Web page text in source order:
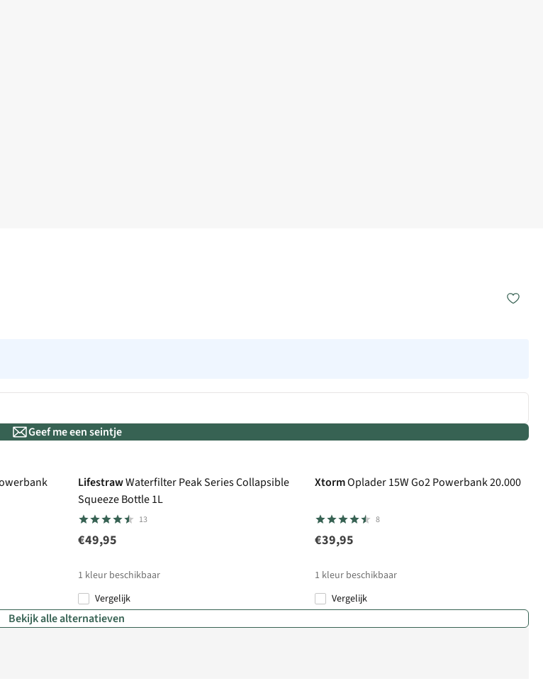
Geef me een seintje
LifestrawWaterfilter Peak Series Collapsible
Squeeze Bottle 1L
13
€49,95
1 kleur beschikbaar
Vergelijk
XtormOplader 15W Go2 Powerbank 20.000
8
€39,95
1 kleur beschikbaar
Vergelijk
Bekijk alle alternatieven